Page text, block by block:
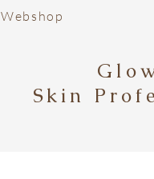
Webshop
Skin